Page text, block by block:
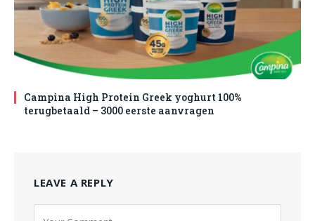
Campina High Protein Greek yoghurt 100%
terugbetaald – 3000 eerste aanvragen
LEAVE A REPLY